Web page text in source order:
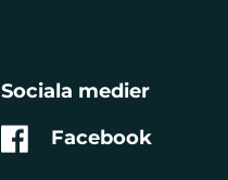
Sociala medier
Facebook